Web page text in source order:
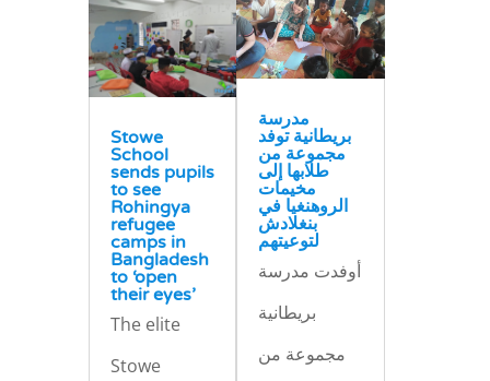
Stowe
School
sends pupils
to see
Rohingya
refugee
camps in
Bangladesh
to ‘open
their eyes’
The elite
Stowe
مدرسة
بريطانية توفد
مجموعة من
طلابها إلى
مخيمات
الروهنغيا في
بنغلادش
لتوعيتهم
أوفدت مدرسة
بريطانية
مجموعة من